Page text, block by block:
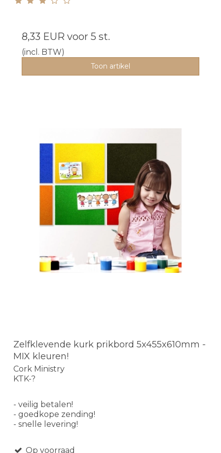
8,33 EUR voor 5 st.
(incl. BTW)
Toon artikel
Zelfklevende kurk prikbord 5x455x610mm -
MIX kleuren!
Cork Ministry
KTK-?
- veilig betalen!
- goedkope zending!
- snelle levering!
Op voorraad